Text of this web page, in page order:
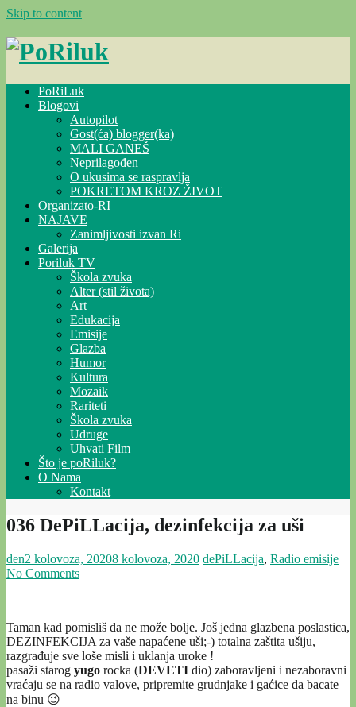
Skip to content
PoRiLuk
Blogovi
Autopilot
Gost(ća) blogger(ka)
MALI GANEŠ
Neprilagođen
O ukusima se raspravlja
POKRETOM KROZ ŽIVOT
Organizato-RI
NAJAVE
Zanimljivosti izvan Ri
Galerija
Poriluk TV
Škola zvuka
Alter (stil života)
Art
Edukacija
Emisije
Glazba
Humor
Kultura
Mozaik
Rariteti
Škola zvuka
Udruge
Uhvati Film
Što je poRiluk?
O Nama
Kontakt
036 DePiLLacija, dezinfekcija za uši
den2 kolovoza, 20208 kolovoza, 2020 dePiLLacija, Radio emisije
No Comments
Taman kad pomisliš da ne može bolje. Još jedna glazbena poslastica,
DEZINFEKCIJA za vaše napaćene uši;-) totalna zaštita ušiju,
razgrađuje sve loše misli i uklanja uroke !
pasaži starog yugo rocka (DEVETI dio) zaboravljeni i nezaboravni
vraćaju se na radio valove, pripremite grudnjake i gaćice da bacate
na binu 😉